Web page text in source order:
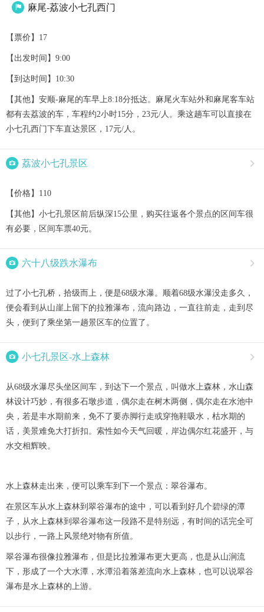
 麻尾-荔波小七孔西门
【票价】17
【出发时间】9:00
【到达时间】10:30
【其他】安顺-麻尾的车早上8:18分抵达。麻尾火车站外和麻尾客车站
都有去荔波的车，车程约2小时15分，23元/人。乘这趟车可以直接在
小七孔西门下车直达景区，17元/人。
 荔波小七孔景区 
【价格】110
【其他】小七孔景区前后纵深15公里，购买往返各个景点的区间车很
有必要，区间车票40元。
 六十八级跌水瀑布 
过了小七孔桥，拾级而上，便是68级水瀑。顺着68级水瀑没走多久，
便会看到从山崖上留下的拉雅瀑布，流向路边，一直往前走，走到尽
头，便到了乘坐第一趟景区车的位置了。
 小七孔景区-水上森林 
从68级水瀑尽头坐区间车，到达下一个景点，叫做水上森林，水山森
林设计巧妙，有很多石墩步道，偶尔走在树木两侧，偶尔走在水池中
央，若是丰水期前来，免不了要赤脚行走或穿拖鞋吸水，枯水期的
话，美景难免大打折扣。索性如今天气回暖，岸边偶尔红花盛开，与
水交相辉映。
水上森林走出来，便可以乘车到下一个景点：翠谷瀑布。
在景区车从水上森林到翠谷瀑布的途中，可以看到好几个碧绿的潭
子，从水上森林到翠谷瀑布这一段路不是特别远，有时间的话完全可
以步行，一路上风景绝对物有所值。
翠谷瀑布很像拉雅瀑布，但是比拉雅瀑布更大更高，也是从山涧流
下，形成了一个大水潭，水潭沿着落差流向水上森林，也可以说翠谷
瀑布是水上森林的上游。